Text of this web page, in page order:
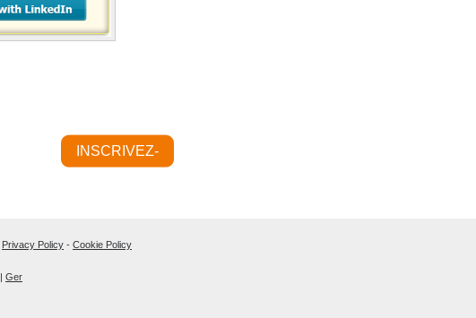
INSCRIVEZ-
Privacy Policy - Cookie Policy
| Ger